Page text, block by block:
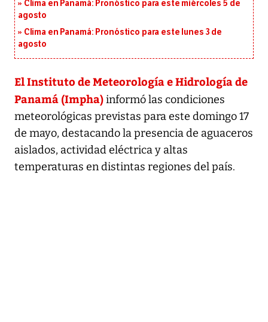
Clima en Panamá: Pronóstico para este miércoles 5 de
agosto
Clima en Panamá: Pronóstico para este lunes 3 de
agosto
El Instituto de Meteorología e Hidrología de
Panamá (Impha)informó las condiciones
meteorológicas previstas para este domingo 17
de mayo, destacando la presencia de aguaceros
aislados, actividad eléctrica y altas
temperaturas en distintas regiones del país.